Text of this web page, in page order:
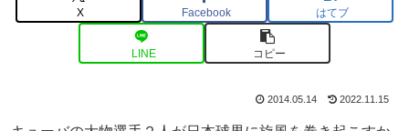
X Facebook はてブ
LINE コピー
2014.05.14 2022.11.15